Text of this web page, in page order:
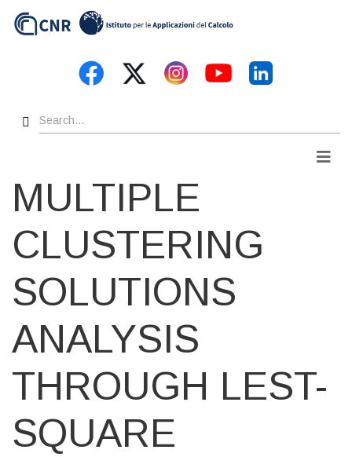
Search
MULTIPLE
CLUSTERING
SOLUTIONS
ANALYSIS
THROUGH LEST-
SQUARE